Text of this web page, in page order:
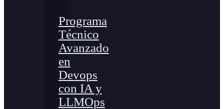
Programa
Técnico
Avanzado
en
Devops
con IA y
LLMOps